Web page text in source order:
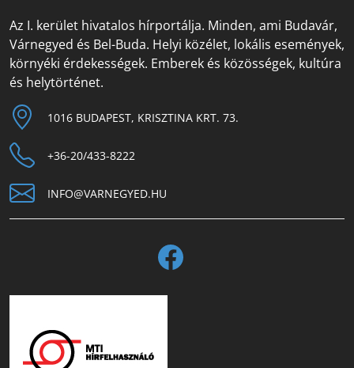
Az I. kerület hivatalos hírportálja. Minden, ami Budavár,
Várnegyed és Bel-Buda. Helyi közélet, lokális események,
környéki érdekességek. Emberek és közösségek, kultúra
és helytörténet.
1016 BUDAPEST, KRISZTINA KRT. 73.
+36-20/433-8222
INFO@VARNEGYED.HU